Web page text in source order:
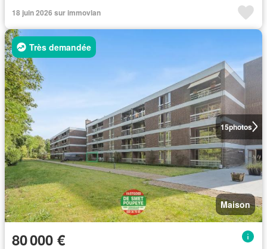
18 juin 2026 sur immovlan
15photos
Très demandée
Maison
80 000 €